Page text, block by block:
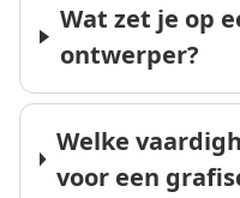
Wat zet je op
ontwerper?
Welke
voor een